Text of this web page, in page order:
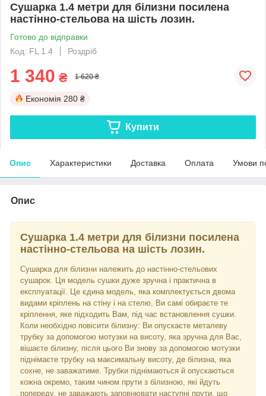
Сушарка 1.4 метри для білизни посилена
настінно-стельова на шість лозин.
Готово до відправки
Код: FL 1.4
Роздріб
1 340 ₴ 1 620 ₴
Економія 280 ₴
Купити
Опис Характеристики Доставка Оплата Умови
Опис
Сушарка 1.4 метри для білизни посилена
настінно-стельова на шість лозин.
Сушарка для білизни належить до настінно-стельових
сушарок. Ця модель сушки дуже зручна і практична в
експлуатації. Це єдина модель, яка комплектується двома
видами кріплень на стіну і на стелю, Ви самі обираєте те
кріплення, яке підходить Вам, під час встановлення сушки.
Коли необхідно повісити білизну: Ви опускаєте металеву
трубку за допомогою мотузки на висоту, яка зручна для Вас,
вішаєте білизну, після цього Ви знову за допомогою мотузки
піднімаєте трубку на максимальну висоту, де білизна, яка
сохне, не заважатиме. Трубки піднімаються й опускаються
кожна окремо, таким чином прути з білизною, які йдуть
попереду, не заважають заповнювати наступні прути, що